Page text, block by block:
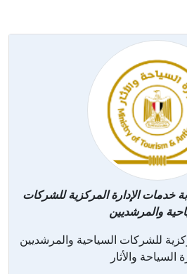
خدمات الإدارة المركزية للشركات
والمرشديين
للشركات السياحية والمرشديين
السياحة والأثار